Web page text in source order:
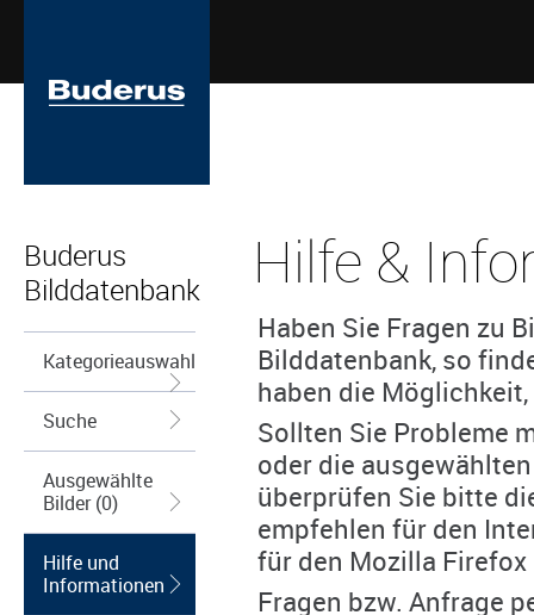
Buderus
Bilddatenbank
Kategorieauswahl
Suche
Ausgewählte
Bilder (0)
Hilfe und
Informationen
Hilfe &
Haben Sie Fragen zu
Bilddatenbank, so
haben die
Sollten Sie Probleme
oder die
überprüfen Sie bitte
empfehlen für den
für den Mozilla Firefox
Fragen bzw. Anfrage